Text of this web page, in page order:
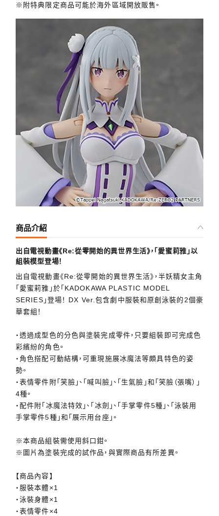
※附特典限定商品可能於海外區域開放販售。
商品介紹
出自電視動畫《Re:從零開始的異世界生活》，「愛蜜莉雅」以
組裝模型登場！
出自電視動畫《Re:從零開始的異世界生活》，半妖精女主角
「愛蜜莉雅」於「KADOKAWA PLASTIC MODEL
SERIES」登場！ DX Ver.包含劇中服裝和原創泳裝的2個豪
華套組！
・透過成型色的分色與塗裝完成零件，只要組裝即可完成色
彩繽紛的角色。
・角色搭配可動結構，可重現施展冰魔法等頗具特色的姿
勢。
・表情零件附「笑臉」、「喊叫臉」、「生氣臉」和「笑臉（張嘴）」
4種。
・配件附「冰魔法特效」、「冰劍」、「手掌零件5種」、「泳裝用
手掌零件5種」和「展示用台座」。
※本商品組裝需使用斜口鉗。
※圖片為塗裝完成的試作品，與實際商品有所差異。
【商品內容】
・服裝本體×1
・泳裝身體×1
・表情零件×4